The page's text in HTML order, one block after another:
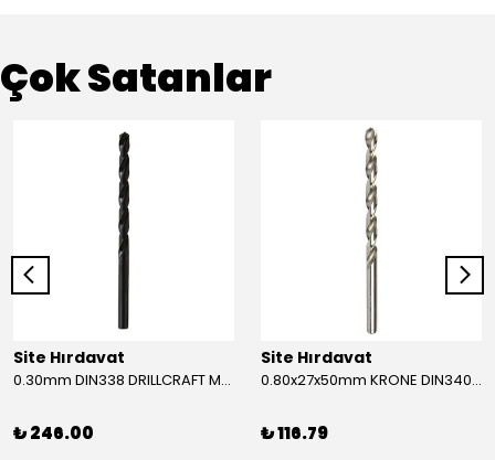
Çok Satanlar
Site Hırdavat
0.30mm DIN338 DRILLCRAFT MATKAP UCU HSS 10 Adet
₺ 246.00
Site Hırdavat
0.80x27x50mm KRONE DIN340 UZUN MATKAP UCU HSS 10 Adet
₺ 116.79